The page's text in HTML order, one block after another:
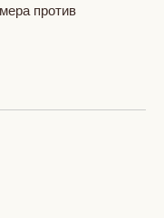
против